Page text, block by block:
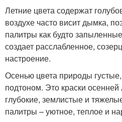
Летние цвета содержат
воздухе часто висит дымка,
палитры как будто
создает расслабленное,
настроение.
Осенью цвета природы
подтоном. Это краски
глубокие, землистые и
палитры – уютное, теплое и